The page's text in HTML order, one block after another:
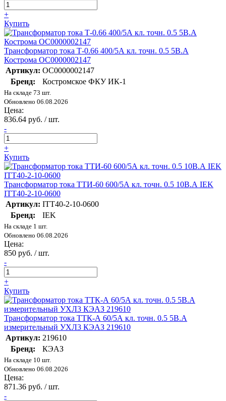
+
Купить
Трансформатор тока Т-0.66 400/5А кл. точн. 0.5 5В.А
Кострома ОС0000002147
Артикул: ОС0000002147
Бренд:
Костромское ФКУ ИК-1
На складе 73 шт.
Обновлено 06.08.2026
Цена:
836.64 руб. / шт.
-
+
Купить
Трансформатор тока ТТИ-60 600/5А кл. точн. 0.5 10В.А IEK
ITT40-2-10-0600
Артикул: ITT40-2-10-0600
Бренд:
IEK
На складе 1 шт.
Обновлено 06.08.2026
Цена:
850 руб. / шт.
-
+
Купить
Трансформатор тока ТТК-А 60/5А кл. точн. 0.5 5В.А
измерительный УХЛ3 КЭАЗ 219610
Артикул: 219610
Бренд:
КЭАЗ
На складе 10 шт.
Обновлено 06.08.2026
Цена:
871.36 руб. / шт.
-